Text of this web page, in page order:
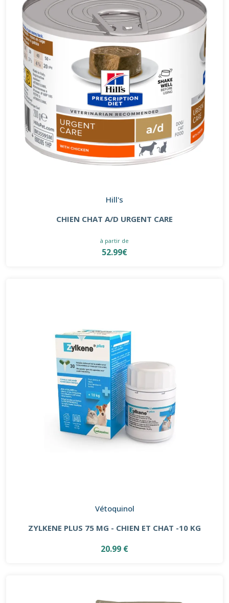
Hill's
CHIEN CHAT A/D URGENT CARE
à partir de
52.99€
Vétoquinol
ZYLKENE PLUS 75 MG - CHIEN ET CHAT -10 KG
20.99 €